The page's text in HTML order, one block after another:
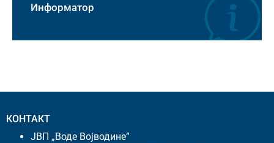
Информатор
КОНТАКТ
ЈВП „Воде Војводине”